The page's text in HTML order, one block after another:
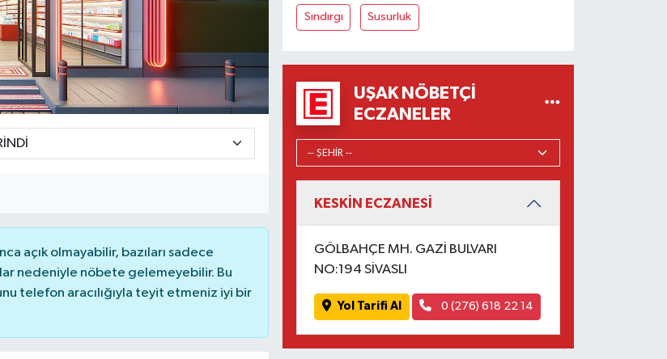
açık olmayabilir, bazıları sadece
nedeniyle nöbete gelemeyebilir. Bu
telefon aracılığıyla teyit etmeniz iyi bir
Sındırgı Susurluk
UŞAK NÖBETÇI
ECZANELER
KESKİN ECZANESİ
GÖLBAHÇE MH. GAZİ BULVARI
NO:194 SİVASLI
Yol Tarifi Al 0 (276) 618 22 14